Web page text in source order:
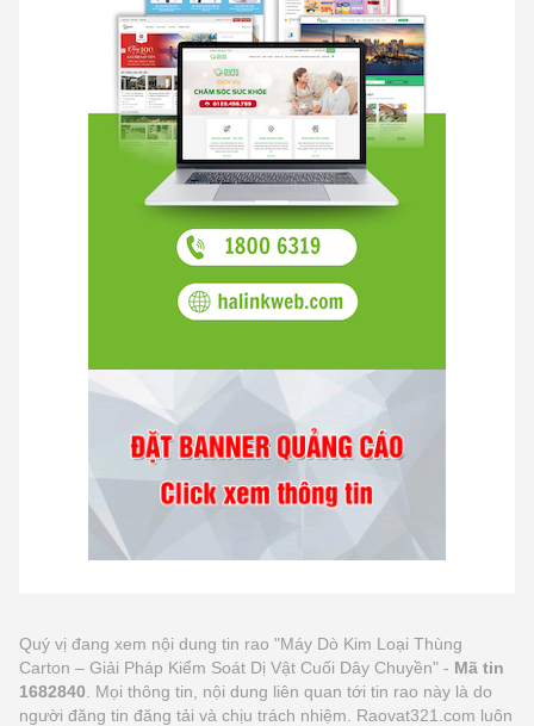
Quý vị đang xem nội dung tin rao "Máy Dò Kim Loại Thùng
Carton – Giải Pháp Kiểm Soát Dị Vật Cuối Dây Chuyền" - Mã tin
1682840 . Mọi thông tin, nội dung liên quan tới tin rao này là do
người đăng tin đăng tải và chịu trách nhiệm. Raovat321.com luôn